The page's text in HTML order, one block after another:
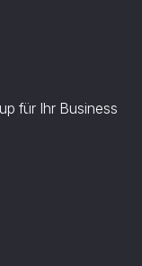
für Ihr Business